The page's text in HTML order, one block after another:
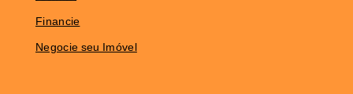
Financie
Negocie seu Imóvel